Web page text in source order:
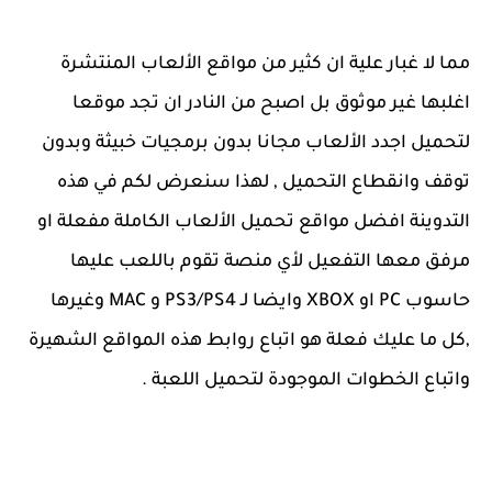
مما لا غبار علية ان كثير من مواقع الألعاب المنتشرة
اغلبها غير موثوق بل اصبح من النادر ان تجد موقعا
لتحميل اجدد الألعاب مجانا بدون برمجيات خبيثة وبدون
توقف وانقطاع التحميل , لهذا سنعرض لكم في هذه
التدوينة افضل مواقع تحميل الألعاب الكاملة مفعلة او
مرفق معها التفعيل لأي منصة تقوم باللعب عليها
حاسوب PC او XBOX وايضا لـ PS3/PS4 و MAC وغيرها
,كل ما عليك فعلة هو اتباع روابط هذه المواقع الشهيرة
واتباع الخطوات الموجودة لتحميل اللعبة .